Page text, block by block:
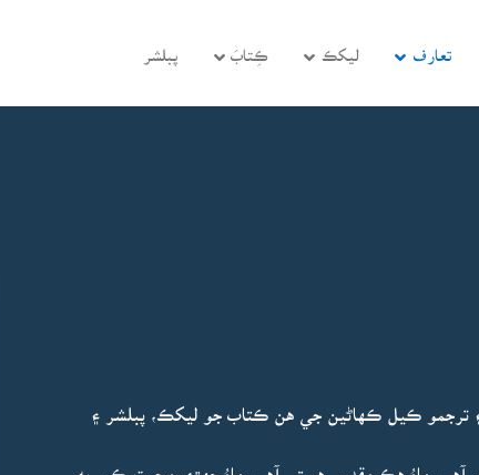
تعارف ليکڪ ڪِتابَ پبلشر
۽ ترجمو ڪيل ڪهاڻين جي هن ڪتاب جو ليکڪ، پبلشر ۽
ماءُ هڪ مقدس هستي آهي. ماءُ جهڙي محبت ڪير به